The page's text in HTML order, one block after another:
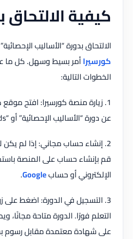
كيفية الالتحاق
الالتحاق بدورة “الأساليب
كورسيراأمر بسيط وسهل. كل ما
الخطوات التالية:
1. زيارة منصة كورسيرا: افتح
عن دورة “الأساليب الإحصائية” أو “Statistical Methods”.
2. إنشاء حساب مجاني: إذا لم
قم بإنشاء حساب على المنصة
الإلكتروني أو حسابGoogle
.
3. التسجيل في الدورة: اضغط على
التعلم فورًا. الدورة متاحة مجانًا،
على شهادة معتمدة مقابل رسوم